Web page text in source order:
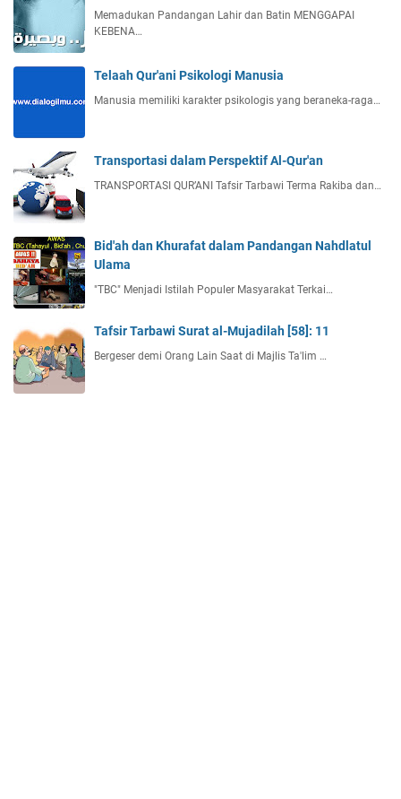
Memadukan Pandangan Lahir dan Batin MENGGAPAI
KEBENA…
Telaah Qur'ani Psikologi Manusia
Manusia memiliki karakter psikologis yang beraneka-raga…
Transportasi dalam Perspektif Al-Qur'an
TRANSPORTASI QUR’ANI Tafsir Tarbawi Terma Rakiba dan…
Bid'ah dan Khurafat dalam Pandangan Nahdlatul
Ulama
"TBC" Menjadi Istilah Populer Masyarakat Terkai…
Tafsir Tarbawi Surat al-Mujadilah [58]: 11
Bergeser demi Orang Lain Saat di Majlis Ta'lim …